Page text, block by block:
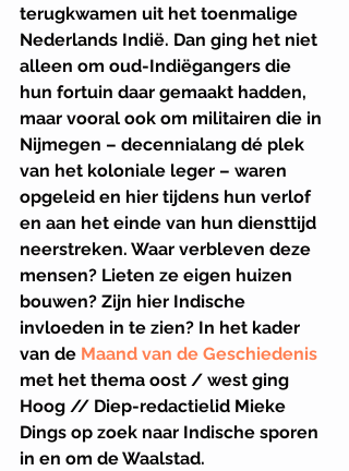
terugkwamen uit het toenmalige
Nederlands Indië. Dan ging het niet
alleen om oud-Indiëgangers die
hun fortuin daar gemaakt hadden,
maar vooral ook om militairen die in
Nijmegen – decennialang dé plek
van het koloniale leger – waren
opgeleid en hier tijdens hun verlof
en aan het einde van hun diensttijd
neerstreken. Waar verbleven deze
mensen? Lieten ze eigen huizen
bouwen? Zijn hier Indische
invloeden in te zien? In het kader
van de Maand van de Geschiedenis
met het thema oost / west ging
Hoog // Diep-redactielid Mieke
Dings op zoek naar Indische sporen
in en om de Waalstad.